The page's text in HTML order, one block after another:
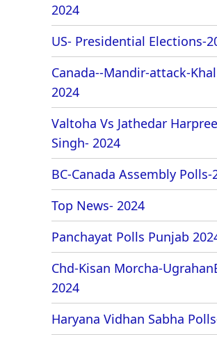
2024
US- Presidential Elections-
Canada--Mandir-attack-
2024
Valtoha Vs Jathedar
Singh- 2024
BC-Canada Assembly Polls-
Top News- 2024
Panchayat Polls Punjab
Chd-Kisan Morcha-
2024
Haryana Vidhan Sabha